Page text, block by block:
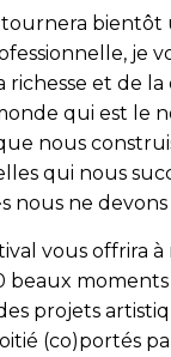
tournera bientôt
je
et de la
qui est le
nous
qui nous
nous ne devons
vous offrira
beaux moments
projets
(co)portés